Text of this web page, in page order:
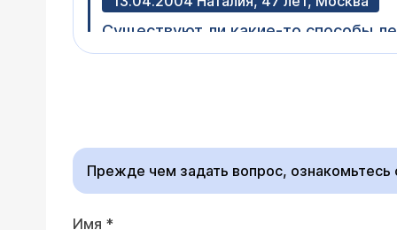
Существуют ли какие-то способы
Пришеечный кариес
Прежде чем задать вопрос, ознакомьтесь
Имя *